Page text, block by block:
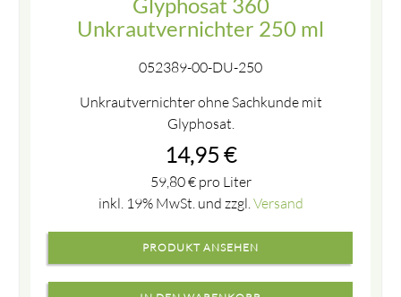
Unkrautvernichter 250 ml
052389-00-DU-250
Unkrautvernichter ohne Sachkunde mit
Glyphosat.
14,95 €
59,80€pro Liter
inkl. 19% MwSt. und zzgl.Versand
PRODUKT ANSEHEN